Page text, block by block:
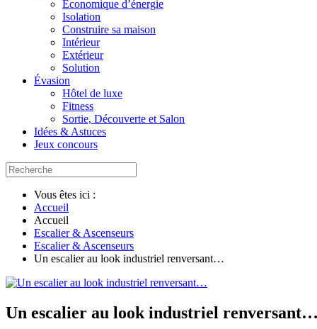
Economique d’énergie
Isolation
Construire sa maison
Intérieur
Extérieur
Solution
Évasion
Hôtel de luxe
Fitness
Sortie, Découverte et Salon
Idées & Astuces
Jeux concours
Vous êtes ici :
Accueil
Accueil
Escalier & Ascenseurs
Escalier & Ascenseurs
Un escalier au look industriel renversant…
Un escalier au look industriel